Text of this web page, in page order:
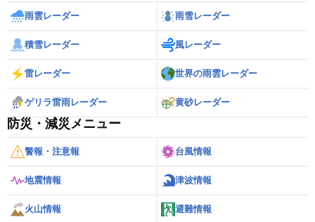
雨雲レーダー 雨雪レーダー
積雪レーダー 風レーダー
雷レーダー 世界の雨雲レーダー
ゲリラ雷雨レーダー 黄砂レーダー
防災・減災メニュー
警報・注意報 台風情報
地震情報 津波情報
火山情報 避難情報